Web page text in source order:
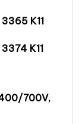
K11
K11
700V,